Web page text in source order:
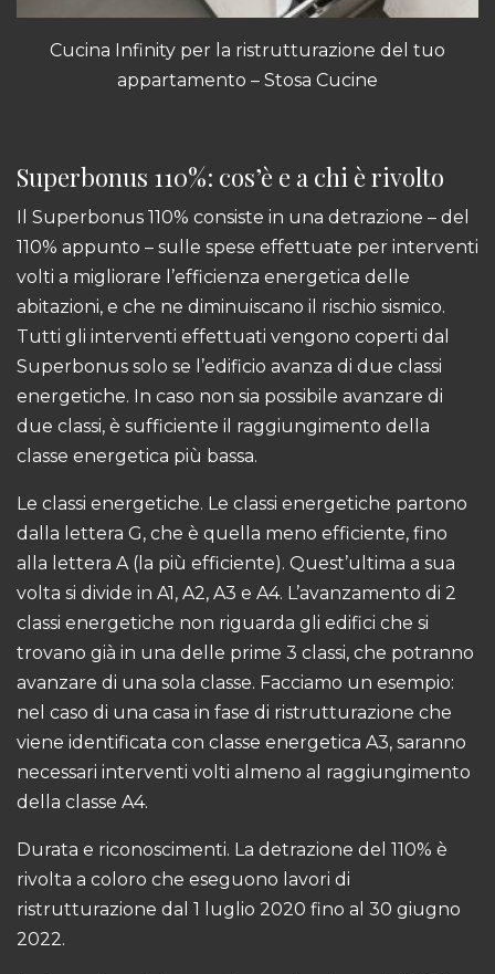
Cucina Infinity per la ristrutturazione del tuo
appartamento – Stosa Cucine
Superbonus 110%: cos’è e a chi è rivolto
Il Superbonus 110% consiste in una detrazione – del
110% appunto – sulle spese effettuate per interventi
volti a migliorare l’efficienza energetica delle
abitazioni, e che ne diminuiscano il rischio sismico.
Tutti gli interventi effettuati vengono coperti dal
Superbonus solo se l’edificio avanza di due classi
energetiche. In caso non sia possibile avanzare di
due classi, è sufficiente il raggiungimento della
classe energetica più bassa.
Le classi energetiche. Le classi energetiche partono
dalla lettera G, che è quella meno efficiente, fino
alla lettera A (la più efficiente). Quest’ultima a sua
volta si divide in A1, A2, A3 e A4. L’avanzamento di 2
classi energetiche non riguarda gli edifici che si
trovano già in una delle prime 3 classi, che potranno
avanzare di una sola classe. Facciamo un esempio:
nel caso di una casa in fase di ristrutturazione che
viene identificata con classe energetica A3, saranno
necessari interventi volti almeno al raggiungimento
della classe A4.
Durata e riconoscimenti. La detrazione del 110% è
rivolta a coloro che eseguono lavori di
ristrutturazione dal 1 luglio 2020 fino al 30 giugno
2022.